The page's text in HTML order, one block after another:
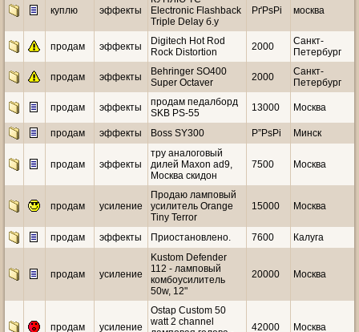
куплю эффекты
Electronic Flashback
Triple Delay б.у
РґРѕРі москва
продам эффекты
Digitech Hot Rod
Rock Distortion
2000
Санкт-
Петербург
продам эффекты
Behringer SO400
Super Octaver
2000
Санкт-
Петербург
продам эффекты
продам педалборд
SKB PS-55
13000 Москва
продам эффекты Вoss SY300 Р”РѕРі Минск
продам эффекты
тру аналоговый
дилей Maxon ad9,
Москва скидон
7500 Москва
продам усиление
Продаю ламповый
усилитель Orange
Tiny Terror
15000 Москва
продам эффекты Приостановлено. 7600 Калуга
продам усиление
Kustom Defender
112 - ламповый
комбоусилитель
50w, 12"
20000 Москва
продам усиление
Ostap Custom 50
watt 2 channel
42000 Москва